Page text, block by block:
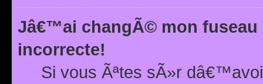
Jâ€™ai changÃ© mon
incorrecte!
Si vous Ãªtes sÃ»r